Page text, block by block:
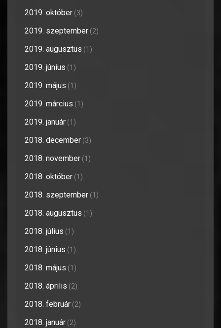
2019. október (3)
2019. szeptember (2)
2019. augusztus (1)
2019. június (1)
2019. május (1)
2019. március (1)
2019. január (1)
2018. december (3)
2018. november (1)
2018. október (1)
2018. szeptember (1)
2018. augusztus (1)
2018. július (1)
2018. június (1)
2018. május (1)
2018. április (2)
2018. február (2)
2018. január (2)